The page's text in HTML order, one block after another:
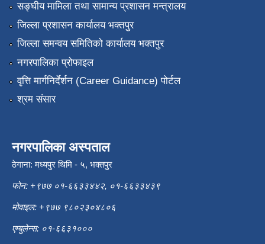
सङ्‍घीय मामिला तथा सामान्य प्रशासन मन्त्रालय
जिल्ला प्रशासन कार्यालय भक्तपुर
जिल्ला समन्वय समितिको कार्यालय भक्तपुर
नगरपालिका प्रोफाइल
वृत्ति मार्गनिर्देर्शन (Career Guidance) पोर्टल
श्रम संसार
नगरपालिका अस्पताल
ठेगाना: मध्यपुर थिमि - ५, भक्तपुर
फोन: +९७७ ०१-६६३३४४२, ०१-६६३३४३९
मोवाइल: +९७७ ९८०२३०४८०६
एम्बुलेन्स: ०१-६६३१०००